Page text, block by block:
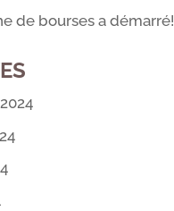
de bourses a démarré!